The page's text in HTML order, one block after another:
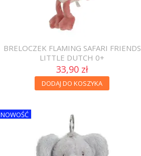
BRELOCZEK FLAMING SAFARI FRIENDS
LITTLE DUTCH 0+
33,90 zł
DODAJ DO KOSZYKA
NOWOŚĆ